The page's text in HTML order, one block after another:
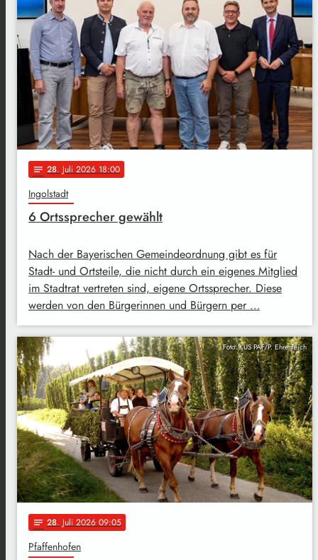
notes 28. Juli 2026 18:00
Ingolstadt
6 Ortssprecher gewählt
Nach der Bayerischen Gemeindeordnung gibt es für
Stadt- und Ortsteile, die nicht durch ein eigenes Mitglied
im Stadtrat vertreten sind, eigene Ortssprecher. Diese
werden von den Bürgerinnen und Bürgern per …
Foto: KUS PAF/P. Ehrenreich
notes 28. Juli 2026 09:05
Pfaffenhofen